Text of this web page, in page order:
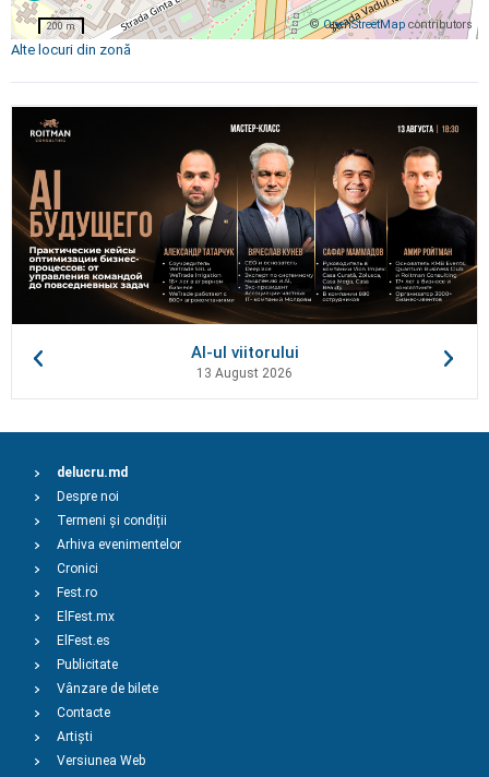
©OpenStreetMap contributors
200 m
Alte locuri din zonă
AI-ul viitorului
13 August 2026
delucru.md
Despre noi
Termeni și condiții
Arhiva evenimentelor
Cronici
Fest.ro
ElFest.mx
ElFest.es
Publicitate
Vânzare de bilete
Contacte
Artiști
Versiunea Web